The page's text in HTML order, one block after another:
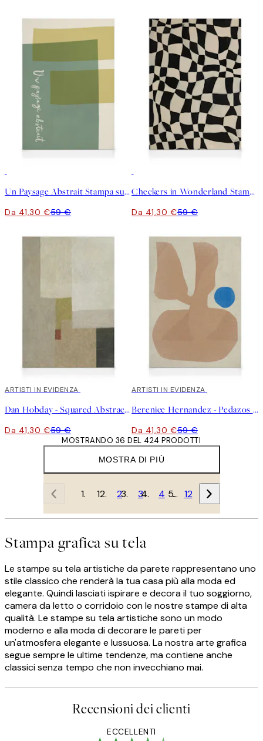
Un Paysage Abstrait Stampa su Tela
Da 41,30 €59 €
Checkers in Wonderland Stampa su Tela
Da 41,30 €59 €
30%*
ARTISTI IN EVIDENZA
Dan Hobday - Squared Abstract Stampa su Tela
Da 41,30 €59 €
30%*
ARTISTI IN EVIDENZA
Berenice Hernandez - Pedazos de Plantas IV Stampa su Tela
Da 41,30 €59 €
MOSTRA DI PIÙ
MOSTRANDO 36 DEL 424 PRODOTTI
1 2 3 4 … 12
Stampa grafica su tela
Le stampe su tela artistiche da parete rappresentano uno
stile classico che renderà la tua casa più alla moda ed
elegante. Quindi lasciati ispirare e decora il tuo soggiorno,
camera da letto o corridoio con le nostre stampe di alta
qualità. Le stampe su tela artistiche sono un modo
moderno e alla moda di decorare le pareti per
un'atmosfera elegante e lussuosa. La nostra arte grafica
segue sempre le ultime tendenze, ma contiene anche
classici senza tempo che non invecchiano mai.
Recensioni dei clienti
ECCELLENTI